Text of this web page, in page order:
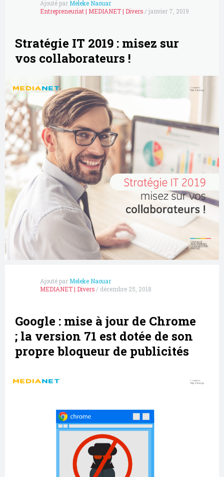
Ajouté par Meleke Naouar
Entrepreneuriat | MEDIANET | Divers / janvier 7, 2019
Stratégie IT 2019 : misez sur
vos collaborateurs !
Ajouté par Meleke Naouar
MEDIANET | Divers / décembre 25, 2018
Google : mise à jour de Chrome
; la version 71 est dotée de son
propre bloqueur de publicités